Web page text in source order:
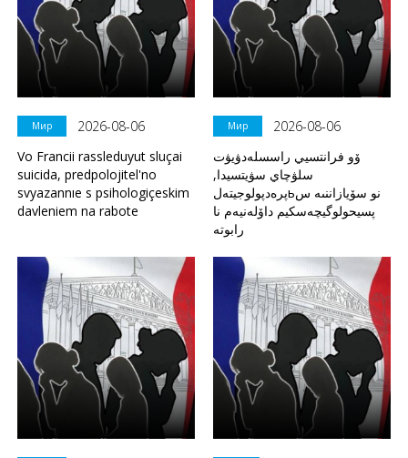
Мир
2026-08-06
Vo Francii rassleduyut sluçai
suicida, predpolojitel'no
svyazannıe s psihologiçeskim
davleniem na rabote
Мир
2026-08-06
ۆو فرانتسيي راسسلەدۋيۋت
سلۋچاي سۋيتسيدا,
پرەدپولوجيتەلьنو سۆيازاننىە س
پسيحولوگيچەسكيم داۆلەنيەم نا
رابوتە